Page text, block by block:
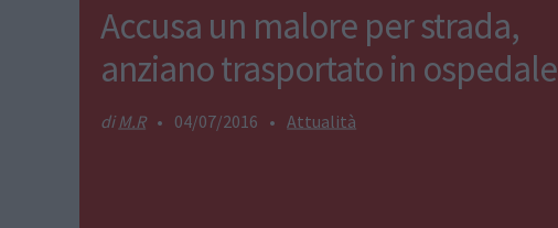
Accusa un malore per strada,
anziano trasportato in ospedale
M.R • 04/07/2016 • Attualità